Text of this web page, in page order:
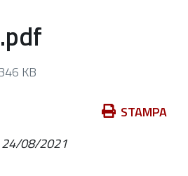
KB
STAMPA
24/08/2021